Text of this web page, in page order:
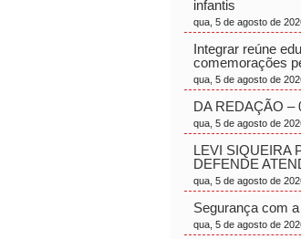
infantis
qua, 5 de agosto de
Integrar reúne
comemorações
qua, 5 de agosto de
DA REDAÇÃO –
qua, 5 de agosto de
LEVI SIQUEIRA
DEFENDE
qua, 5 de agosto de
Segurança com
qua, 5 de agosto de